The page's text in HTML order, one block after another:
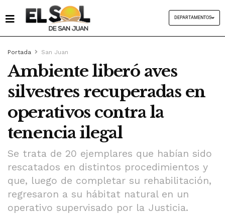
DEPARTAMENTOS
Portada San Juan
Ambiente liberó aves
silvestres recuperadas en
operativos contra la
tenencia ilegal
Se trata de 20 ejemplares que habían sido
rescatados en distintos procedimientos y
que, luego de completar su rehabilitación,
regresaron a su hábitat natural en un
operativo supervisado por la Justicia.